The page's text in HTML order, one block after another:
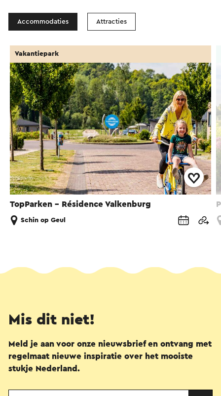
Accommodaties Attracties
TopParken - Résidence Valkenburg
Vakantiepark
Schin op Geul
Mis dit niet!
Meld je aan voor onze nieuwsbrief en ontvang met
regelmaat nieuwe inspiratie over het mooiste
stukje Nederland.